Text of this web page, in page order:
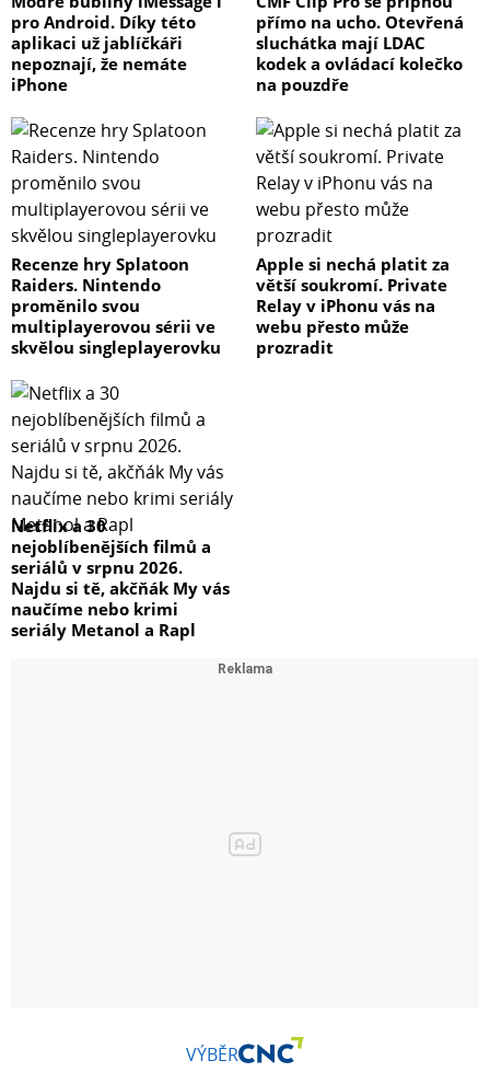
pro Android. Díky této
aplikaci už jablíčkáři
nepoznají, že nemáte
iPhone
přímo na ucho. Otevřená
sluchátka mají LDAC
kodek a ovládací kolečko
na pouzdře
Recenze hry Splatoon
Raiders. Nintendo
proměnilo svou
multiplayerovou sérii ve
skvělou singleplayerovku
Apple si nechá platit za
větší soukromí. Private
Relay v iPhonu vás na
webu přesto může
prozradit
Netflix a 30
nejoblíbenějších filmů a
seriálů v srpnu 2026.
Najdu si tě, akčňák My vás
naučíme nebo krimi
seriály Metanol a Rapl
VÝBĚR